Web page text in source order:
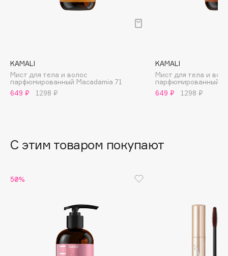
Banderas
Basicare
Beautyblades
НОВИНКА
KAMALI
Мист для тела и волос
парфюмированный Macadamia 71
649 ₽
1298 ₽
KAMALI
Мист для тела и
парфюмированный
649 ₽
1298 ₽
С этим товаром покупают
50%